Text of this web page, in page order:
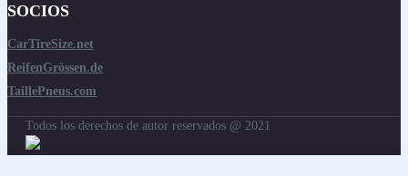
SOCIOS
CarTireSize.net
ReifenGrössen.de
TaillePneus.com
Todos los derechos de autor reservados @ 2021